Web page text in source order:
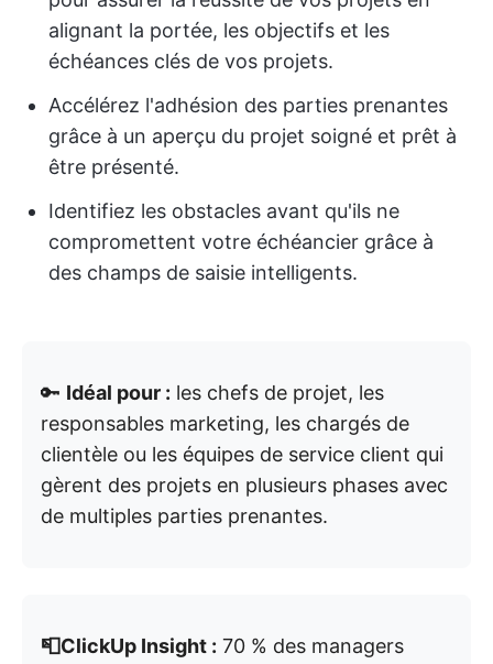
alignant la portée, les objectifs et les
échéances clés de vos projets.
Accélérez l'adhésion des parties prenantes
grâce à un aperçu du projet soigné et prêt à
être présenté.
Identifiez les obstacles avant qu'ils ne
compromettent votre échéancier grâce à
des champs de saisie intelligents.
🔑 Idéal pour : les chefs de projet, les
responsables marketing, les chargés de
clientèle ou les équipes de service client qui
gèrent des projets en plusieurs phases avec
de multiples parties prenantes.
📮ClickUp Insight : 70 % des managers